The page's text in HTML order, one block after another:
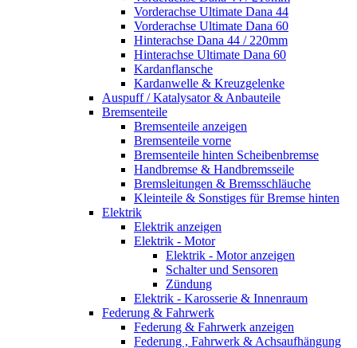
Vorderachse Ultimate Dana 44
Vorderachse Ultimate Dana 60
Hinterachse Dana 44 / 220mm
Hinterachse Ultimate Dana 60
Kardanflansche
Kardanwelle & Kreuzgelenke
Auspuff / Katalysator & Anbauteile
Bremsenteile
Bremsenteile anzeigen
Bremsenteile vorne
Bremsenteile hinten Scheibenbremse
Handbremse & Handbremsseile
Bremsleitungen & Bremsschläuche
Kleinteile & Sonstiges für Bremse hinten
Elektrik
Elektrik anzeigen
Elektrik - Motor
Elektrik - Motor anzeigen
Schalter und Sensoren
Zündung
Elektrik - Karosserie & Innenraum
Federung & Fahrwerk
Federung & Fahrwerk anzeigen
Federung , Fahrwerk & Achsaufhängung